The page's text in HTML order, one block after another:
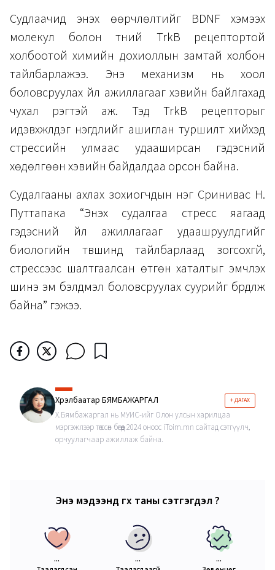
Судлаачид энэхүү өөрчлөлтийг BDNF хэмээх
молекул болон түүний TrkB рецептортой
холбоотой химийн дохиоллын замтай холбон
тайлбарлажээ. Энэ механизм нь хоол
боловсруулах үйл ажиллагааг хэвийн байлгахад
чухал үүрэгтэй аж. Тэд TrkB рецепторыг
идэвхжүүлдэг нэгдлийг ашиглан туршилт хийхэд
стрессийн улмаас удааширсан гэдэсний
хөдөлгөөн хэвийн байдалдаа орсон байна.
Судалгааны ахлах зохиогчдын нэг Сринивас Н.
Путтапака “Энэхүү судалгаа стресс яагаад
гэдэсний үйл ажиллагааг удаашруулдгийг
биологийн түвшинд тайлбарлаад зогсохгүй,
стрессээс шалтгаалсан өтгөн хаталтыг эмчлэх
шинэ эм бэлдмэл боловсруулах суурийг бүрдүүлж
байна” гэжээ.
Хүрэлбаатар БЯМБАЖАРГАЛ + ДАГАХ
Х.Бямбажаргал нь МУИС-ийг Олон улсын харилцаа
мэргэжлээр төгссөн бөгөөд 2024 оноос iToim.mn сайтад сэтгүүлч,
орчуулагчаар ажиллаж байна.
Энэ мэдээнд өгөх таны сэтгэгдэл ?
... ... ...